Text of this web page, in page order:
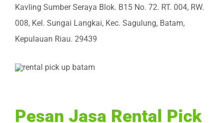
Kavling Sumber Seraya Blok. B15 No. 72. RT. 004, RW.
008, Kel. Sungai Langkai, Kec. Sagulung, Batam,
Kepulauan Riau. 29439
Pesan Jasa Rental Pick